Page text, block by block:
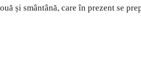
și smântână, care în prezent se